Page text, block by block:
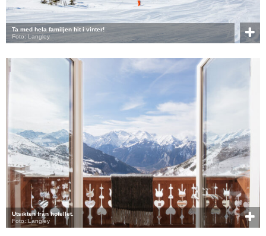
Ta med hela familjen hit i vinter!
Foto: Langley
Utsikten från hotellet.
Foto: Langley